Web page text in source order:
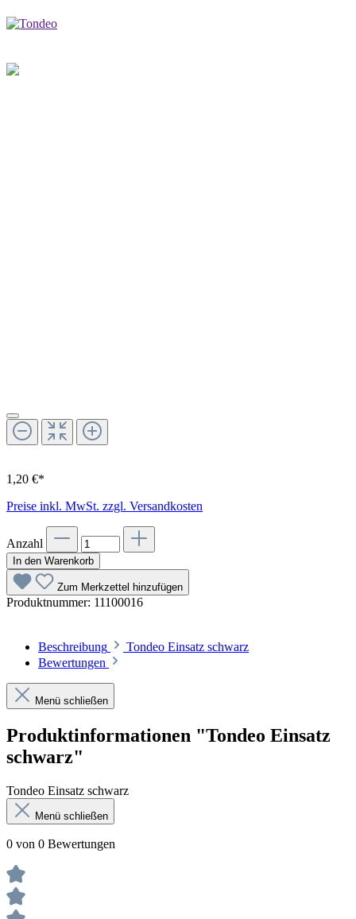
1,20 €*
Preise inkl. MwSt. zzgl. Versandkosten
Anzahl
In den Warenkorb
Zum Merkzettel hinzufügen
Produktnummer: 11100016
Beschreibung
Tondeo Einsatz schwarz
Bewertungen
Menü schließen
Produktinformationen "Tondeo Einsatz
schwarz"
Tondeo Einsatz schwarz
Menü schließen
0 von 0 Bewertungen